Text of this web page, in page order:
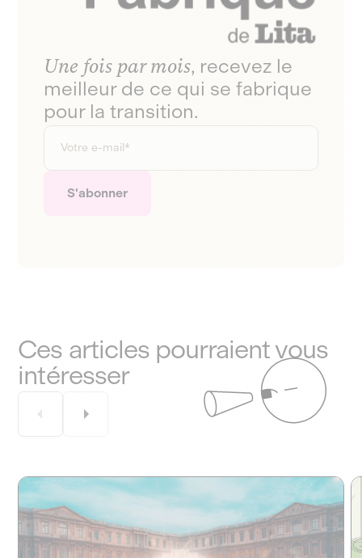
Une fois par mois, recevez le
meilleur de ce qui se fabrique
pour la transition.
Ces articles pourraient vous
intéresser